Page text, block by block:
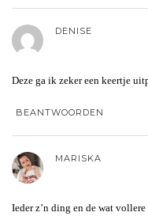
DENISE
Deze ga ik zeker een keertje
BEANTWOORDEN
MARISKA
Ieder z’n ding en de wat